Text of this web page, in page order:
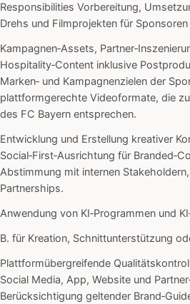
Responsibilities Vorbereitung,
Drehs und Filmprojekten für Sponsoren
Kampagnen‑Assets,
Hospitality‑Content inklusive
Marken‑ und Kampagnenzielen der
plattformgerechte Videoformate, die
des FC Bayern entsprechen.
Entwicklung und Erstellung kreativer
Social‑First‑Ausrichtung für
Abstimmung mit internen
Partnerships.
Anwendung von KI‑Programmen und
B. für Kreation, Schnittunterstützung
Plattformübergreifende
Social Media, App, Website und
Berücksichtigung geltender